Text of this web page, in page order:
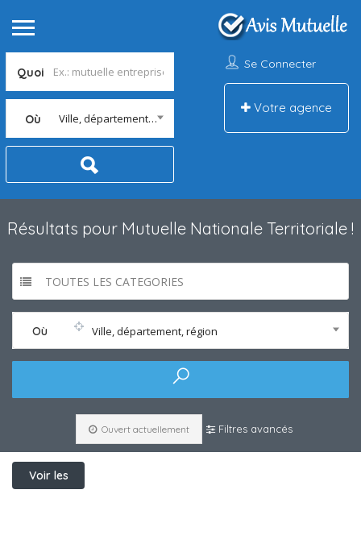
Quoi
Où Ville, département, région
Se Connecter
Votre agence
Résultats pour Mutuelle Nationale Territoriale !
TOUTES LES CATEGORIES
Où Ville, département, région
Ouvert actuellement Filtres avancés
Voir les